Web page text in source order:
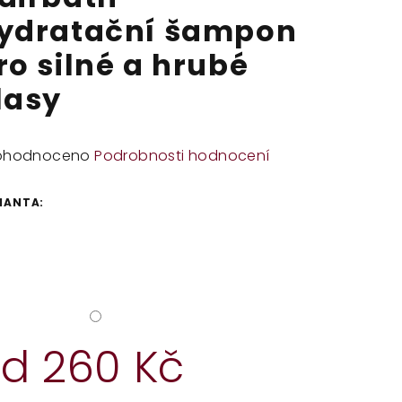
šampon
silné a hrubé
Podrobnosti hodnocení
260 Kč